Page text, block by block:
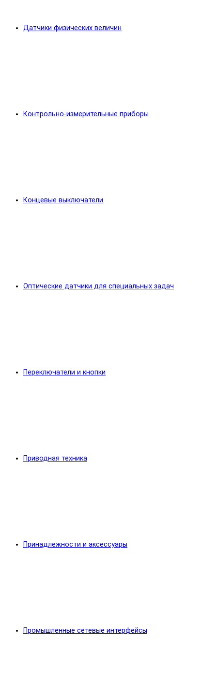
Датчики физических величин
Контрольно-измерительные приборы
Концевые выключатели
Оптические датчики для специальных задач
Переключатели и кнопки
Приводная техника
Принадлежности и аксессуары
Промышленные сетевые интерфейсы